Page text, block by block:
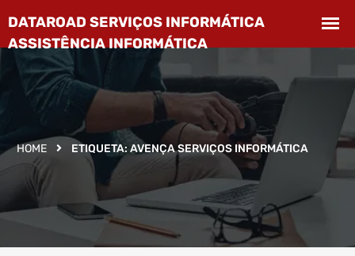
HOME ETIQUETA: AVENÇA SERVIÇOS INFORMÁTICA